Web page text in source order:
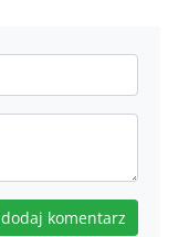
dodaj komentarz